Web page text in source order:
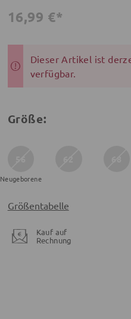
16,99 €*
Dieser Artikel ist
verfügbar.
Größe:
Neugeborene
Größentabelle
Kauf auf
Rechnung